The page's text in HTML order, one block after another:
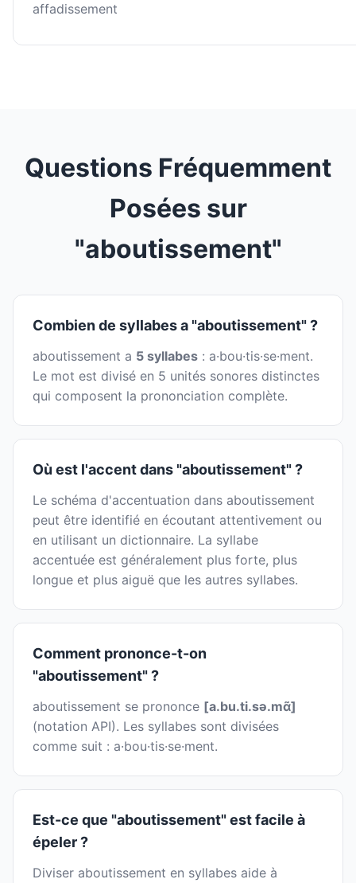
affadissement
Questions Fréquemment
Posées sur
"aboutissement"
Combien de syllabes a "aboutissement" ?
aboutissement a 5 syllabes : a·bou·tis·se·ment.
Le mot est divisé en 5 unités sonores distinctes
qui composent la prononciation complète.
Où est l'accent dans "aboutissement" ?
Le schéma d'accentuation dans aboutissement
peut être identifié en écoutant attentivement ou
en utilisant un dictionnaire. La syllabe
accentuée est généralement plus forte, plus
longue et plus aiguë que les autres syllabes.
Comment prononce-t-on
"aboutissement" ?
aboutissement se prononce [a.bu.ti.sə.mɑ̃]
(notation API). Les syllabes sont divisées
comme suit : a·bou·tis·se·ment.
Est-ce que "aboutissement" est facile à
épeler ?
Diviser aboutissement en syllabes aide à